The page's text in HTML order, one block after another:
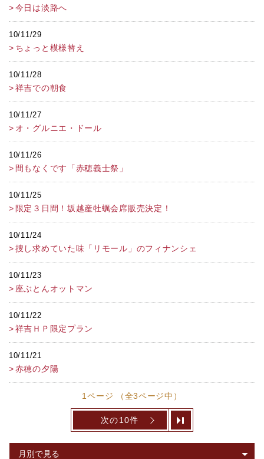
今日は淡路へ
10/11/29
ちょっと模様替え
10/11/28
祥吉での朝食
10/11/27
オ・グルニエ・ドール
10/11/26
間もなくです「赤穂義士祭」
10/11/25
限定３日間！坂越産牡蠣会席販売決定！
10/11/24
捜し求めていた味「リモール」のフィナンシェ
10/11/23
座ぶとんオットマン
10/11/22
祥吉ＨＰ限定プラン
10/11/21
赤穂の夕陽
1ページ （全3ページ中）
次の10件